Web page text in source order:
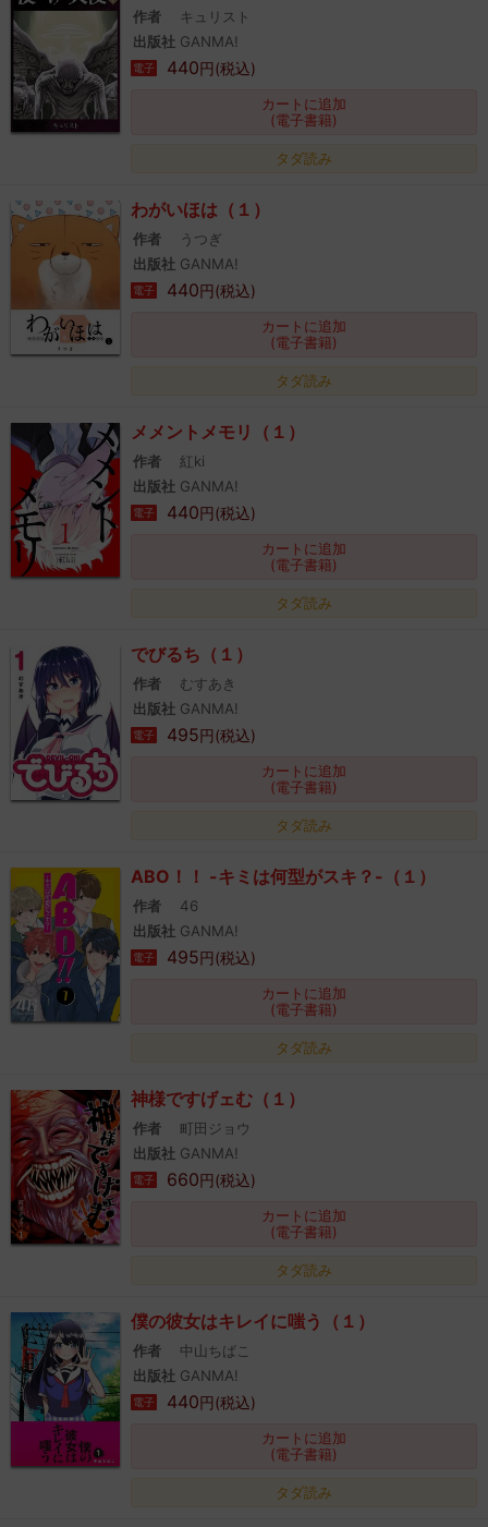
作者
キュリスト
出版社 GANMA!
電子 440円(税込)
カートに追加
(電子書籍)
タダ読み
わがいほは（１）
作者
うつぎ
出版社 GANMA!
電子 440円(税込)
カートに追加
(電子書籍)
タダ読み
メメントメモリ（１）
作者
紅ki
出版社 GANMA!
電子 440円(税込)
カートに追加
(電子書籍)
タダ読み
でびるち（１）
作者
むすあき
出版社 GANMA!
電子 495円(税込)
カートに追加
(電子書籍)
タダ読み
ABO！！ -キミは何型がスキ？-（１）
作者
46
出版社 GANMA!
電子 495円(税込)
カートに追加
(電子書籍)
タダ読み
神様ですげェむ（１）
作者
町田ジョウ
出版社 GANMA!
電子 660円(税込)
カートに追加
(電子書籍)
タダ読み
僕の彼女はキレイに嗤う（１）
作者
中山ちばこ
出版社 GANMA!
電子 440円(税込)
カートに追加
(電子書籍)
タダ読み